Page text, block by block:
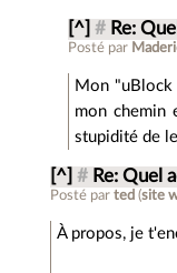
[^] # Re:
Posté par
Mon "uBlock
mon chemin
stupidité de
[^] # Re: Quel
Posté parted (site
À propos, je